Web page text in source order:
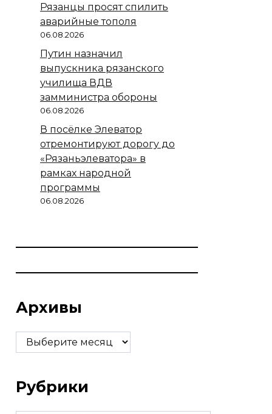
Рязанцы просят спилить
аварийные тополя
06.08.2026
Путин назначил
выпускника рязанского
училища ВДВ
замминистра обороны
06.08.2026
В посёлке Элеватор
отремонтируют дорогу до
«Рязаньэлеватора» в
рамках народной
программы
06.08.2026
Архивы
Архивы
Рубрики